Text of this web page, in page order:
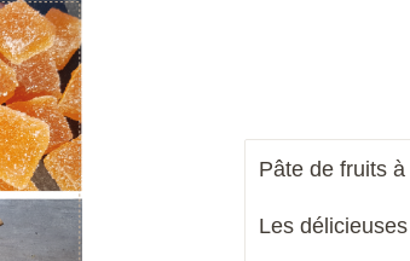
Pâte de fruits
Les délicieuses